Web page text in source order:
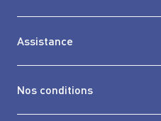
Assistance
Nos conditions